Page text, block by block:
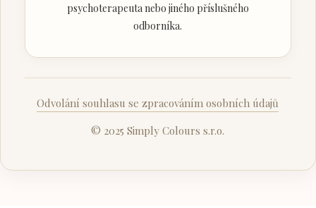
psychoterapeuta nebo jiného příslušného
odborníka.
Odvolání souhlasu se zpracováním osobních údajů
© 2025 Simply Colours s.r.o.